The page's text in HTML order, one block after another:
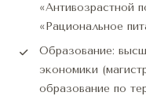
«Антивозрастной
«Рациональное
Образование:
экономики
образование по